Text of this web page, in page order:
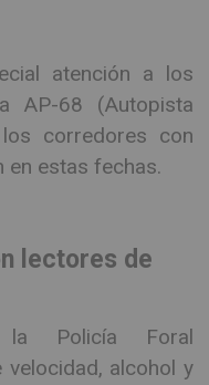
atención a los
AP-68 (Autopista
corredores con
en estas fechas.
lectores de
la Policía Foral
alcohol y